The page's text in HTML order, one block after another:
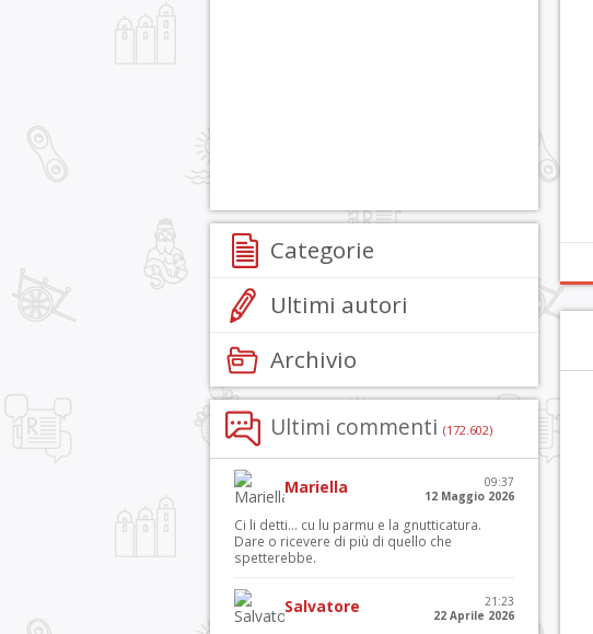
Categorie
Ultimi autori
Archivio
Ultimi commenti (172.602)
Mariella
09:37
12 Maggio 2026
Ci li detti… cu lu parmu e la gnutticatura.
Dare o ricevere di più di quello che
spetterebbe.
Salvatore
21:23
22 Aprile 2026